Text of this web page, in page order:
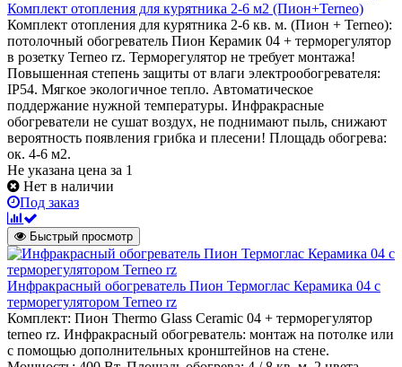
Комплект отопления для курятника 2-6 м2 (Пион+Terneo)
Комплект отопления для курятника 2-6 кв. м. (Пион + Terneo):
потолочный обогреватель Пион Керамик 04 + терморегулятор
в розетку Terneo rz. Терморегулятор не требует монтажа!
Повышенная степень защиты от влаги электрообогревателя:
IP54. Мягкое экологичное тепло. Автоматическое
поддержание нужной температуры. Инфракрасные
обогреватели не сушат воздух, не поднимают пыль, снижают
вероятность появления грибка и плесени! Площадь обогрева:
ок. 4-6 м2.
Не указана цена за 1
Нет в наличии
Под заказ
Быстрый просмотр
Инфракрасный обогреватель Пион Термоглас Керамика 04 с
терморегулятором Terneo rz
Комплект: Пион Thermo Glass Ceramic 04 + терморегулятор
terneo rz. Инфракрасный обогреватель: монтаж на потолке или
с помощью дополнительных кронштейнов на стене.